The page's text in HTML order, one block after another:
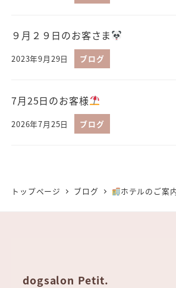
９月２９日のお客さま
2023年9月29日 ブログ
7月25日のお客様
2026年7月25日 ブログ
トップページ ブログ ホテルのご案
dogsalon Petit.